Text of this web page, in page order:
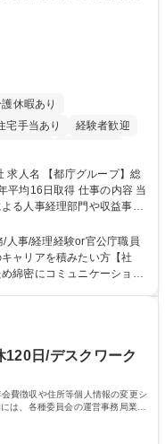
休暇あり
宅手当あり
経験者歓迎
あり
得 仕事の内容 当
る人事経理部門や収益事業
をお任せいたします。研修
細 【業務詳細】■
に係る管理業務 ■収益部
広場の「イベントコーナ
社後は上記いずれかの部門
庁グル
／有給年平均16日取得
人事/経理経験or官公庁職員
ャリアを積みたい方【社
綿密にコミュニケーション
々なプロジェクト：駐車場
を兼ねた広告「ブライトサ
出す活動を積極的に行って
日/デスクワーク
費徴収や住所等個人情報の変更シ
は、各種委員会の運営事務局業務